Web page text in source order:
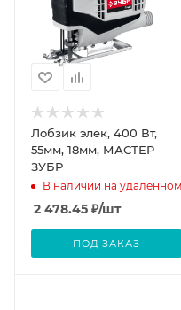
Лобзик элек, 400 Вт,
55мм, 18мм, МАСТЕР
ЗУБР
В наличии на удаленном
2 478.45 ₽/шт
ПОД ЗАКАЗ